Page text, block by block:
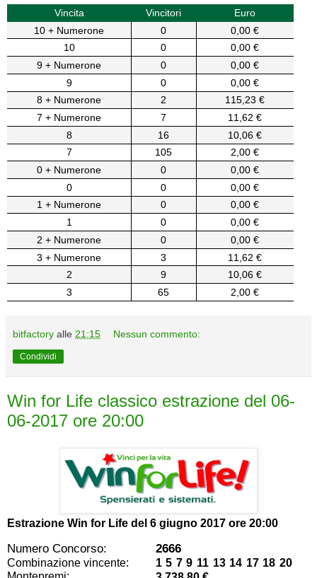
Vincita Vincitori
Euro
10 + Numerone
0
0,00 €
10
0
0,00 €
9 + Numerone
0
0,00 €
9
0
0,00 €
8 + Numerone
2
115,23 €
7 + Numerone
7
11,62 €
8
16
10,06 €
7
105
2,00 €
0 + Numerone
0
0,00 €
0
0
0,00 €
1 + Numerone
0
0,00 €
1
0
0,00 €
2 + Numerone
0
0,00 €
3 + Numerone
3
11,62 €
2
9
10,06 €
3
65 2,00 €
bitfactory alle 21:15 Nessun commento:
Condividi
Win for Life classico estrazione del 06-
06-2017 ore 20:00
Estrazione Win for Life del 6 giugno 2017 ore 20:00
Numero Concorso: 2666
Combinazione vincente:
1 5 7 9 11 13 14 17 18 20